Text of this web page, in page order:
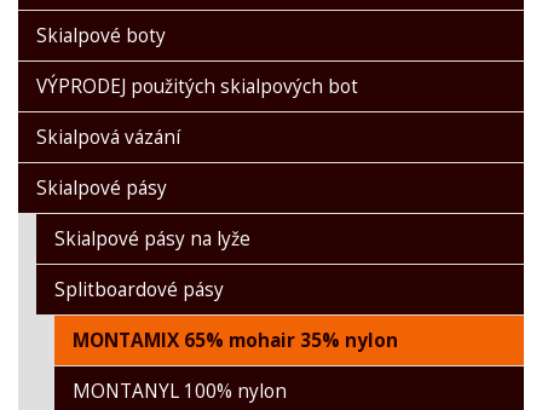
Skialpové boty
VÝPRODEJ použitých skialpových bot
Skialpová vázání
Skialpové pásy
Skialpové pásy na lyže
Splitboardové pásy
MONTAMIX 65% mohair 35% nylon
MONTANYL 100% nylon